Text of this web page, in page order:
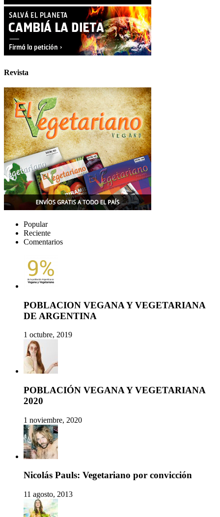
Revista
Popular
Reciente
Comentarios
POBLACION VEGANA Y VEGETARIANA
DE ARGENTINA
1 octubre, 2019
POBLACIÓN VEGANA Y VEGETARIANA
2020
1 noviembre, 2020
Nicolás Pauls: Vegetariano por convicción
11 agosto, 2013